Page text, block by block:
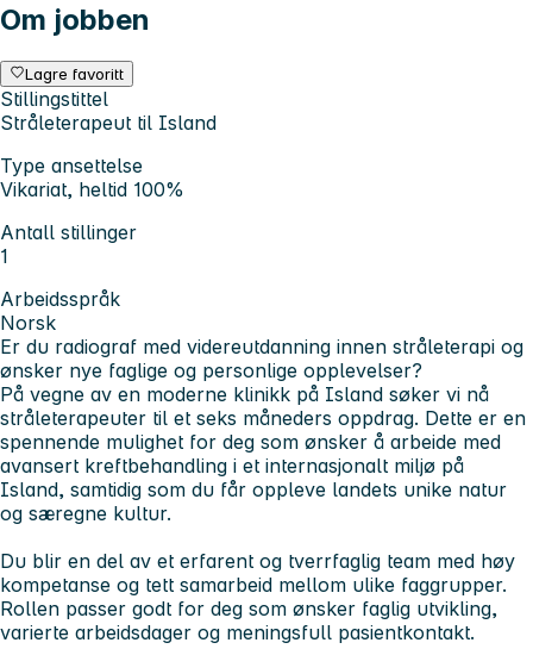
Om jobben
Lagre favoritt
Stillingstittel
Stråleterapeut til Island
Type ansettelse
Vikariat, heltid 100%
Antall stillinger
1
Arbeidsspråk
Norsk
Er du radiograf med videreutdanning innen stråleterapi og
ønsker nye faglige og personlige opplevelser?
På vegne av en moderne klinikk på Island søker vi nå
stråleterapeuter til et seks måneders oppdrag. Dette er en
spennende mulighet for deg som ønsker å arbeide med
avansert kreftbehandling i et internasjonalt miljø på
Island, samtidig som du får oppleve landets unike natur
og særegne kultur.
Du blir en del av et erfarent og tverrfaglig team med høy
kompetanse og tett samarbeid mellom ulike faggrupper.
Rollen passer godt for deg som ønsker faglig utvikling,
varierte arbeidsdager og meningsfull pasientkontakt.